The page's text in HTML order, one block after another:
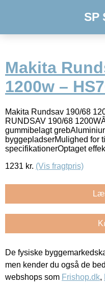
SP
Makita
1200w –
Makita Rundsav 190/68
RUNDSAV 190/68
gummibelagt
byggepladserMulighed for
specifikationerOptaget
1231 kr. (Vis fragtpris)
De fysiske
men kender du også de
webshops som Frishop.dk,